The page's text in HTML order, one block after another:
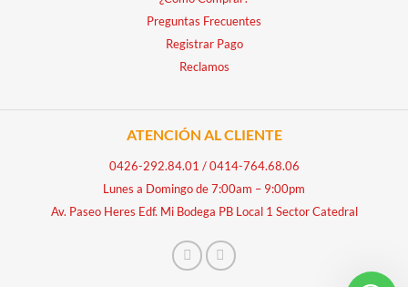
Preguntas Frecuentes
Registrar Pago
Reclamos
ATENCIÓN AL CLIENTE
0426-292.84.01 /0414-764.68.06
Lunes a Domingo de 7:00am – 9:00pm
Av. Paseo Heres Edf. Mi Bodega PB Local 1 Sector Catedral